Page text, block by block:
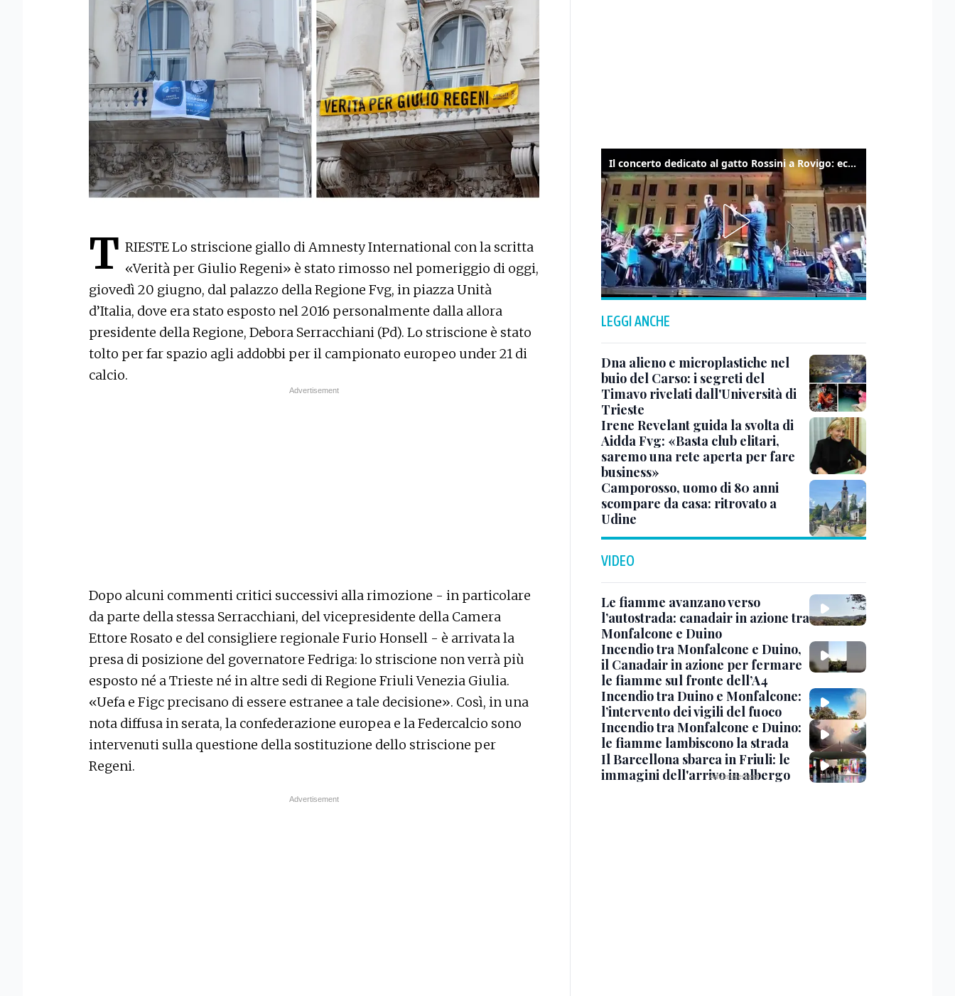
T RIESTE Lo striscione giallo di Amnesty International con la scritta
«Verità per Giulio Regeni» è stato rimosso nel pomeriggio di oggi,
giovedì 20 giugno, dal palazzo della Regione Fvg, in piazza Unità
d’Italia, dove era stato esposto nel 2016 personalmente dalla allora
presidente della Regione, Debora Serracchiani (Pd). Lo striscione è stato
tolto per far spazio agli addobbi per il campionato europeo under 21 di
calcio.
Dopo alcuni commenti critici successivi alla rimozione - in particolare
da parte della stessa Serracchiani, del vicepresidente della Camera
Ettore Rosato e del consigliere regionale Furio Honsell - è arrivata la
presa di posizione del governatore Fedriga: lo striscione non verrà più
esposto né a Trieste né in altre sedi di Regione Friuli Venezia Giulia.
«Uefa e Figc precisano di essere estranee a tale decisione». Così, in una
nota diffusa in serata, la confederazione europea e la Federcalcio sono
intervenuti sulla questione della sostituzione dello striscione per
Regeni.
Il concerto dedicato al gatto Rossini a Rovigo: ecco un estratto
LEGGI ANCHE
Dna alieno e microplastiche nel
buio del Carso: i segreti del
Timavo rivelati dall'Università di
Trieste
Irene Revelant guida la svolta di
Aidda Fvg: «Basta club elitari,
saremo una rete aperta per fare
business»
Camporosso, uomo di 80 anni
scompare da casa: ritrovato a
Udine
VIDEO
Le fiamme avanzano verso
l’autostrada: canadair in azione tra
Monfalcone e Duino
Incendio tra Monfalcone e Duino,
il Canadair in azione per fermare
le fiamme sul fronte dell’A4
Incendio tra Duino e Monfalcone:
l’intervento dei vigili del fuoco
Incendio tra Monfalcone e Duino:
le fiamme lambiscono la strada
Il Barcellona sbarca in Friuli: le
immagini dell'arrivo in albergo